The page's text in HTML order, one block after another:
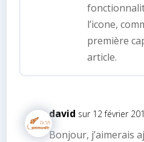
l’icone,
première
article.
david sur 12 février
Bonjour, j’aimerais